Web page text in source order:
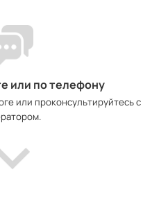
или по телефону
или проконсультируйтесь с